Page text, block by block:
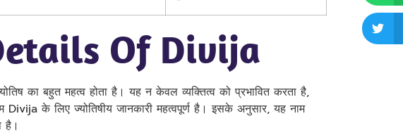
Of Divija
का बहुत महत्व होता है। यह न केवल व्यक्तित्व को प्रभावित करता है,
Divija के लिए ज्योतिषीय जानकारी महत्वपूर्ण है। इसके अनुसार, यह नाम
है।